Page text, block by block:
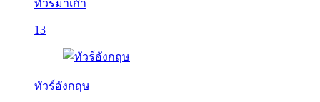
ทัวร์มาเก๊า
13
ทัวร์อังกฤษ